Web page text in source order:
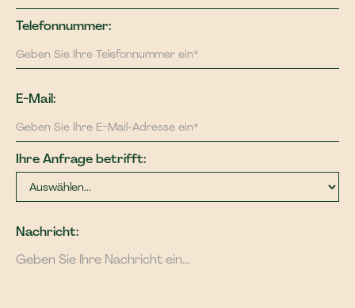
Telefonnummer:
E-Mail:
Ihre Anfrage betrifft:
Nachricht: